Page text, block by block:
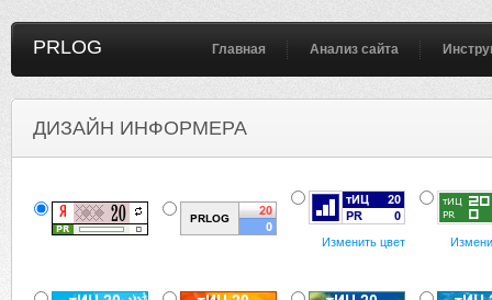
PRLOG Главная Анализ сайта
ДИЗАЙН ИНФОРМЕРА
Изменить цвет